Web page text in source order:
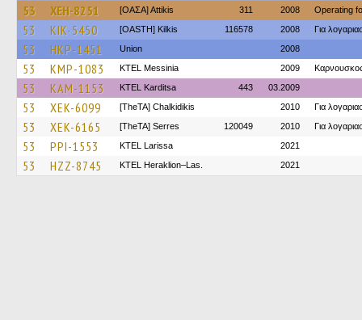
53 XEH-8251 [ΟΑΣΑ] Αttikis 311 2008 Operating
53 KIK-5450 [OASTH] Kilkis 116578 2008 Για
53 HKP-1451 Union 2008
53 KMP-1083 KTEL Messinia 2009
53 KAM-1153 ΚΤΕL Karditsa 443 03.2009
53 XEK-6099 [TheTA] Chalkidikis 2010 Για
53 XEK-6165 [TheTA] Serres 120049 2010 Για
53 PPI-1553 KTEL Larissa 2021
53 HZZ-8745 KTEL Heraklion–Las. 2021